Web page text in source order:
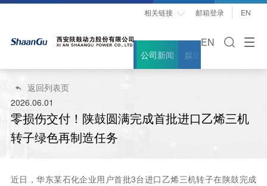
相关链接  邮箱登录 EN
EN
公司新闻 媒体聚焦

返回列表页
2026.06.01
零损伤交付！陕鼓圆满完成首批进口乙烯三机
转子绿色再制造任务
近日，华东某石化企业用户首批3台进口乙烯三机转子在陕鼓完成